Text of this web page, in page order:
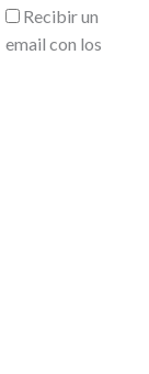
Recibir un
email con los